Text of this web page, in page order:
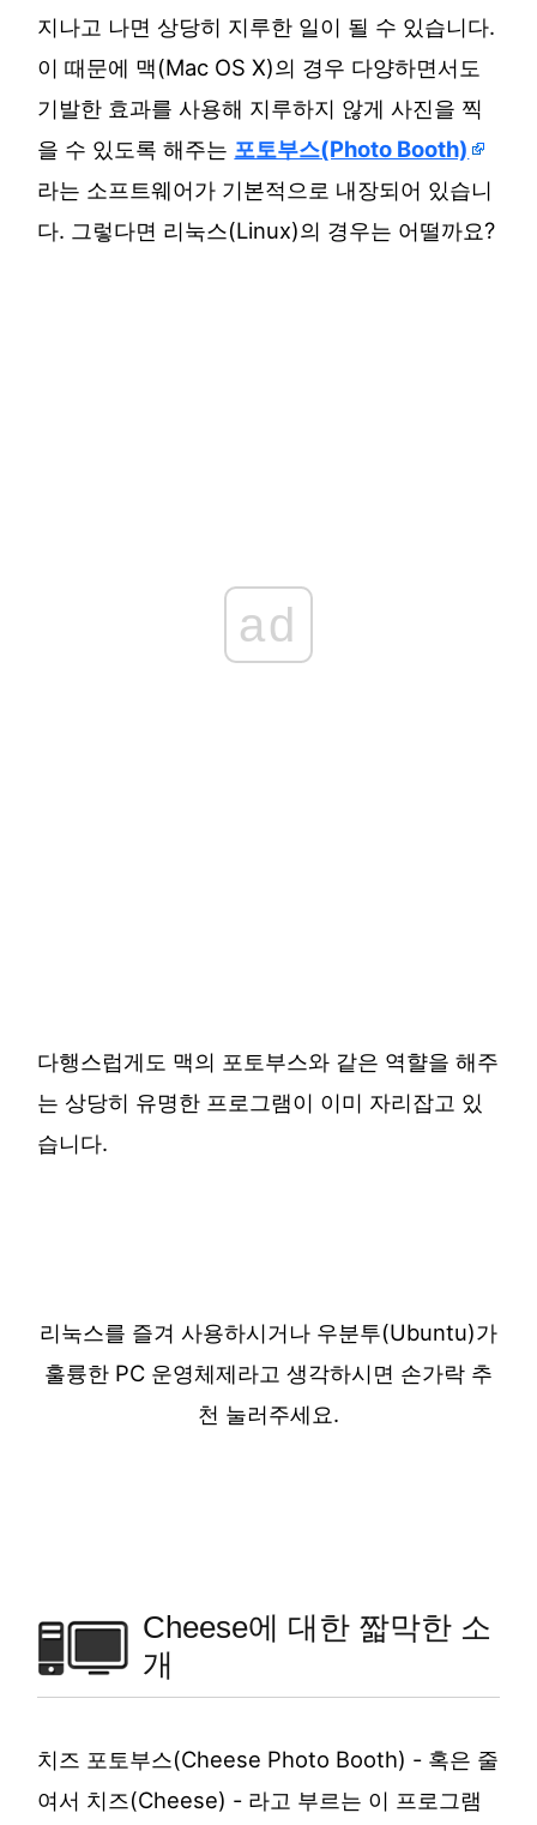
지나고 나면 상당히 지루한 일이 될 수 있습니다.
이 때문에 맥(Mac OS X)의 경우 다양하면서도
기발한 효과를 사용해 지루하지 않게 사진을 찍
을 수 있도록 해주는 포토부스(Photo Booth)
라는 소프트웨어가 기본적으로 내장되어 있습니
다. 그렇다면 리눅스(Linux)의 경우는 어떨까요?
ad
다행스럽게도 맥의 포토부스와 같은 역햘을 해주
는 상당히 유명한 프로그램이 이미 자리잡고 있
습니다.
리눅스를 즐겨 사용하시거나 우분투(Ubuntu)가
훌륭한 PC 운영체제라고 생각하시면 손가락 추
천 눌러주세요.
Cheese에 대한 짧막한 소
개
치즈 포토부스(Cheese Photo Booth) - 혹은 줄
여서 치즈(Cheese) - 라고 부르는 이 프로그램